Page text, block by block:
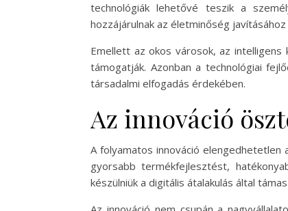
technológiák lehetővé teszik a
hozzájárulnak az életminőség
Emellett az okos városok, az
támogatják. Azonban a technológiai
társadalmi elfogadás érdekében.
Az innováció
A folyamatos innováció elengedhetetlen
gyorsabb termékfejlesztést,
készülniük a digitális átalakulás által